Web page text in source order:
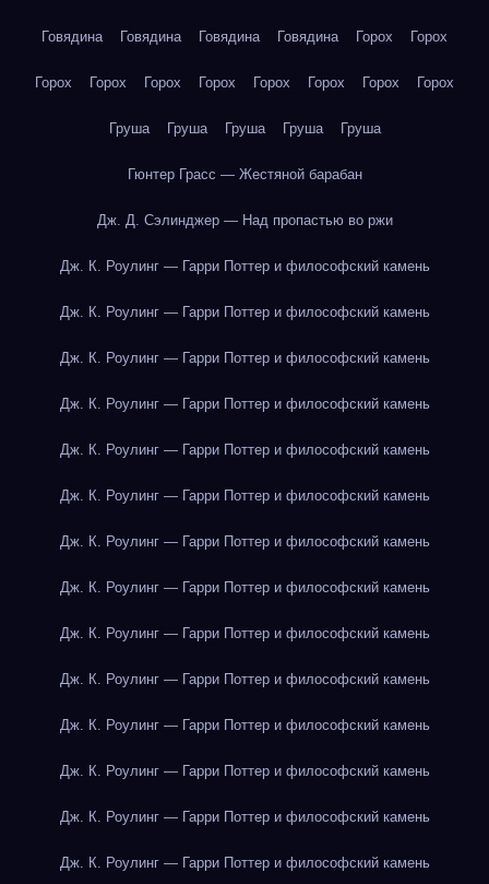
Говядина Говядина Говядина Говядина Горох Горох
Горох Горох Горох Горох Горох Горох Горох Горох
Груша Груша Груша Груша Груша
Гюнтер Грасс — Жестяной барабан
Дж. Д. Сэлинджер — Над пропастью во ржи
Дж. К. Роулинг — Гарри Поттер и философский камень
Дж. К. Роулинг — Гарри Поттер и философский камень
Дж. К. Роулинг — Гарри Поттер и философский камень
Дж. К. Роулинг — Гарри Поттер и философский камень
Дж. К. Роулинг — Гарри Поттер и философский камень
Дж. К. Роулинг — Гарри Поттер и философский камень
Дж. К. Роулинг — Гарри Поттер и философский камень
Дж. К. Роулинг — Гарри Поттер и философский камень
Дж. К. Роулинг — Гарри Поттер и философский камень
Дж. К. Роулинг — Гарри Поттер и философский камень
Дж. К. Роулинг — Гарри Поттер и философский камень
Дж. К. Роулинг — Гарри Поттер и философский камень
Дж. К. Роулинг — Гарри Поттер и философский камень
Дж. К. Роулинг — Гарри Поттер и философский камень